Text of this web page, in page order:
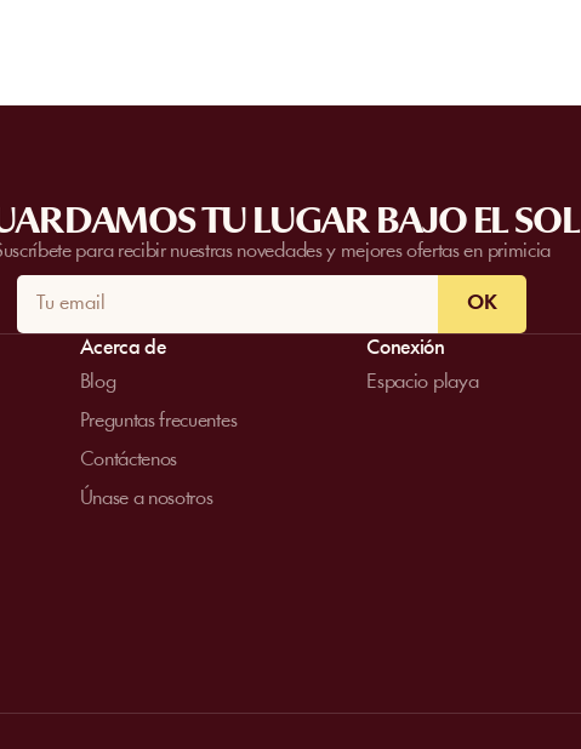
TU LUGAR BAJO EL SOL
para recibir nuestras novedades y mejores ofertas en primicia
OK
Acerca de
Blog
Preguntas frecuentes
Contáctenos
Únase a nosotros
Conexión
Espacio playa